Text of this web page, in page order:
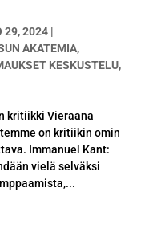
29, 2024|
AKATEMIA,
KESKUSTELU,
kritiikki Vieraana
on kritiikin omin
Immanuel Kant:
vielä selväksi